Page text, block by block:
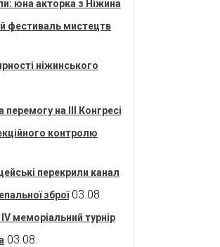
юна акторка з Ніжина
фестиваль мистецтв
ніжинського
на ІІІ Конгресі
контролю
перекрили канал
зброї 03.08.
меморіальний турнір
03.08.